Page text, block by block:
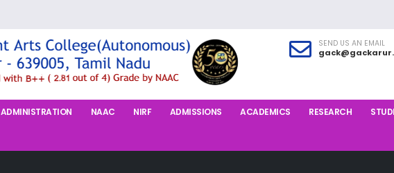
SEND US AN EMAIL
ADMINISTRATION NAAC NIRF ADMISSIONS ACADEMICS RESEARCH